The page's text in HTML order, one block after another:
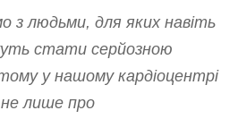
з людьми, для яких навіть
стати серйозною
у нашому кардіоцентрі
не лише про